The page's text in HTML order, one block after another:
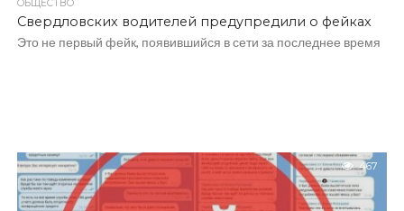
ОБЩЕСТВО
Свердловских водителей предупредили о фейках
Это не первый фейк, появившийся в сети за последнее время
467